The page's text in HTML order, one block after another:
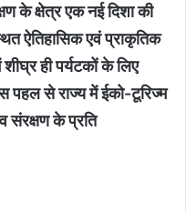
के क्षेत्र एक नई दिशा की
ऐतिहासिक एवं प्राकृतिक
ही पर्यटकों के लिए
पहल से राज्य में ईको-टूरिज्म
संरक्षण के प्रति